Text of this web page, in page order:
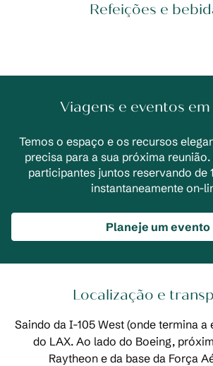
Refeições e
Viagens e eventos
Temos o espaço e os recursos
precisa para a sua próxima
participantes juntos reservando de
instantaneamente on-
Planeje um evento
Localização e
Saindo da I-105 West (onde termina a
do LAX. Ao lado do Boeing,
Raytheon e da base da Força